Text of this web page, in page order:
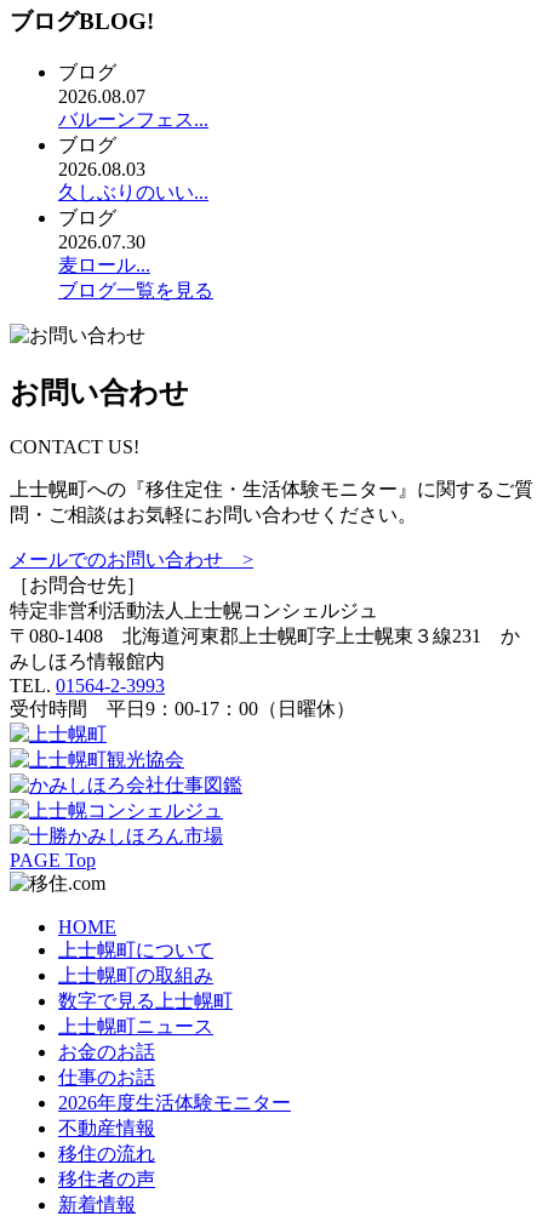
ブログBLOG!
ブログ
2026.08.07
バルーンフェス...
ブログ
2026.08.03
久しぶりのいい...
ブログ
2026.07.30
麦ロール...
ブログ一覧を見る
お問い合わせ
CONTACT US!
上士幌町への『移住定住・生活体験モニター』に関するご質
問・ご相談はお気軽にお問い合わせください。
メールでのお問い合わせ >
［お問合せ先］
特定非営利活動法人
上士幌コンシェルジュ
〒080-1408 北海道河東郡上士幌町字上士幌東３線231 か
みしほろ情報館内
TEL. 01564-2-3993
受付時間 平日9：00-17：00（日曜休）
PAGE Top
HOME
上士幌町について
上士幌町の取組み
数字で見る上士幌町
上士幌町ニュース
お金のお話
仕事のお話
2026年度生活体験モニター
不動産情報
移住の流れ
移住者の声
新着情報